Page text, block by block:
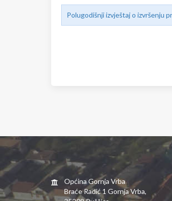
Polugodišnji izvještaj o izvršenju
Općina Gornja Vrba
Braće Radić 1 Gornja Vrba,